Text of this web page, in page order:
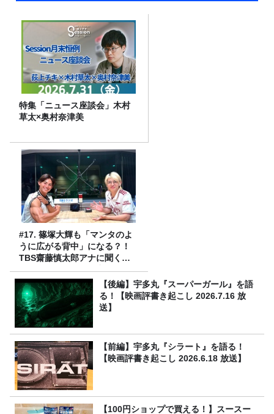
特集「ニュース座談会」木村
草太×奥村奈津美
#17. 篠塚大輝も「マンタのよ
うに広がる背中」になる？！
TBS齋藤慎太郎アナに聞くメ
ンズフィジークの魅力！！
【後編】宇多丸『スーパーガール』を語
る！【映画評書き起こし 2026.7.16 放
送】
【前編】宇多丸『シラート』を語る！
【映画評書き起こし 2026.6.18 放送】
【100円ショップで買える！】スースー